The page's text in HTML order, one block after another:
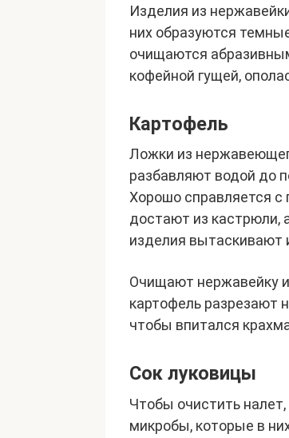
Изделия из
них образуются
очищаются
кофейной гущей,
Картофель
Ложки из
разбавляют водой до
Хорошо справляется с
достают из кастрюли,
изделия вытаскивают
Очищают нержавейку
картофель разрезают
чтобы впитался
Сок луковицы
Чтобы очистить
микробы, которые в